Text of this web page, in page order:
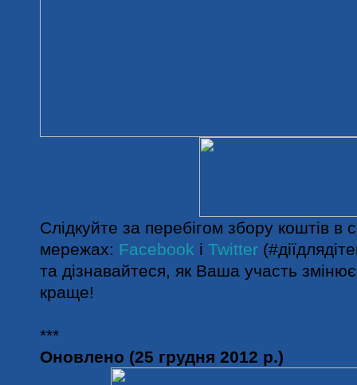
Слідкуйте за перебігом збору коштів в
мережах: Facebook і Twitter
та дізнавайтеся, як Ваша участь
краще!
***
Оновлено (25 грудня 2012 р.)